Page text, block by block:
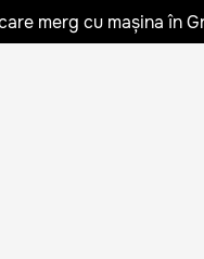
merg cu mașina în